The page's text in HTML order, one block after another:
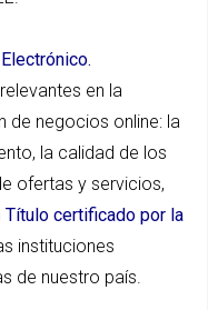
en la
de negocios online: la
la calidad de los
ofertas y servicios,
Título certificado por la
instituciones
de nuestro país.